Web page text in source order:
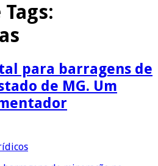
para barragens de
de MG. Um